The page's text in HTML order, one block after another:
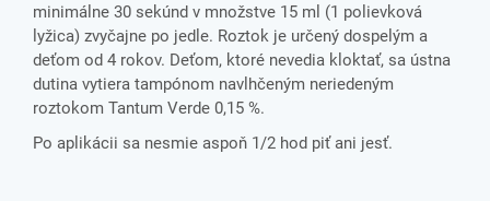
minimálne 30 sekúnd v množstve 15 ml (1 polievková
lyžica) zvyčajne po jedle. Roztok je určený dospelým a
deťom od 4 rokov. Deťom, ktoré nevedia kloktať, sa ústna
dutina vytiera tampónom navlhčeným neriedeným
roztokom Tantum Verde 0,15 %.
Po aplikácii sa nesmie aspoň 1/2 hod piť ani jesť.